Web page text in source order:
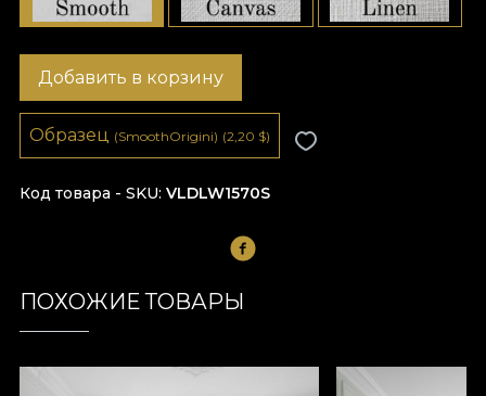
Код товара - SKU VLDLW1570S
Добавить в корзину
Образец (SmoothOrigini) (2,20 $)
ПОХОЖИЕ ТОВАРЫ